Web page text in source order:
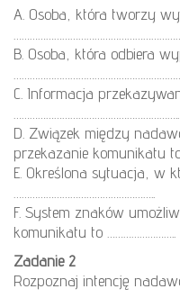
A. Osoba, która tworzy
B. Osoba, która odbiera
C. Informacja
D. Związek między
przekazanie komunikatu to
E. Określona sytuacja, w
F. System znaków
komunikatu to ……………………..
Zadanie 2
Rozpoznaj intencję